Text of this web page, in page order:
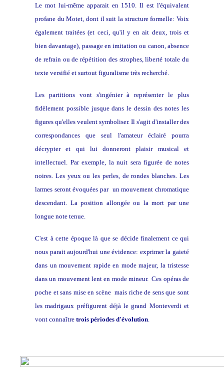
Le mot lui-même apparait en 1510. Il est l'équivalent
profane du Motet, dont il suit la structure formelle: Voix
également traitées (et ceci, qu'il y en ait deux, trois et
bien davantage), passage en imitation ou canon, absence
de refrain ou de répétition des strophes, liberté totale du
texte versifié et surtout figuralisme très recherché.
Les partitions vont s'ingénier à représenter le plus
fidèlement possible jusque dans le dessin des notes les
figures qu'elles veulent symboliser. Il s'agit d'installer des
correspondances que seul l'amateur éclairé pourra
décrypter et qui lui donneront plaisir musical et
intellectuel. Par exemple, la nuit sera figurée de notes
noires. Les yeux ou les perles, de rondes blanches. Les
larmes seront évoquées par un mouvement chromatique
descendant. La position allongée ou la mort par une
longue note tenue.
C'est à cette époque là que se décide finalement ce qui
nous parait aujourd'hui une évidence: exprimer la gaieté
dans un mouvement rapide en mode majeur, la tristesse
dans un mouvement lent en mode mineur. Ces opéras de
poche et sans mise en scène mais riche de sens que sont
les madrigaux préfigurent déjà le grand Monteverdi et
vont connaître trois périodes d'évolution